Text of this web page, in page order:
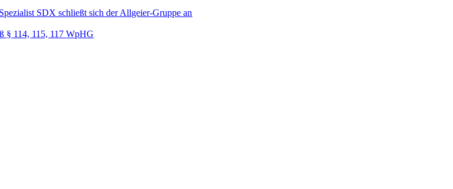
SDX schließt sich der Allgeier-Gruppe an
§ 114, 115, 117 WpHG